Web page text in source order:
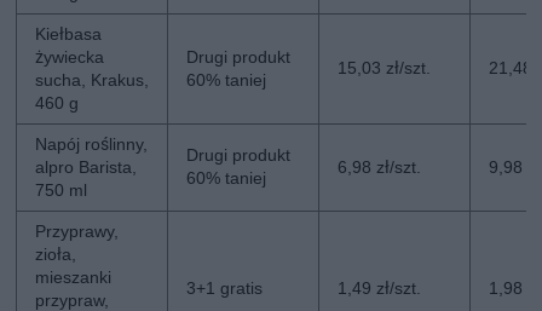
Kiełbasa
żywiecka
sucha, Krakus,
460 g
Drugi produkt
60% taniej
15,03 zł/szt. 21,48
Napój roślinny,
alpro Barista,
750 ml
Drugi produkt
60% taniej
6,98 zł/szt. 9,98
Przyprawy,
zioła,
mieszanki
przypraw,
3+1 gratis 1,49 zł/szt. 1,98